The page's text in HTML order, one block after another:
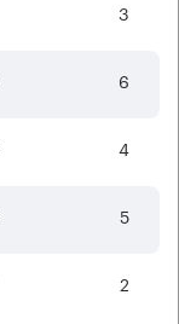
3
6
4
5
2